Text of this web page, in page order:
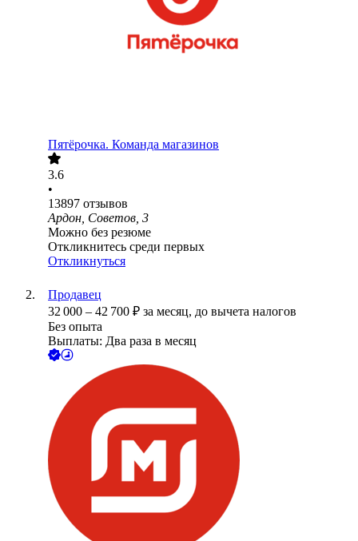
Пятёрочка. Команда магазинов
3.6
•
13897 отзывов
Ардон, Советов, 3
Можно без резюме
Откликнитесь среди первых
Откликнуться
Продавец
32 000 – 42 700 ₽ за месяц, до вычета налогов
Без опыта
Выплаты: Два раза в месяц